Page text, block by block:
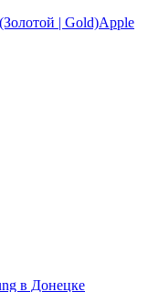
Apple